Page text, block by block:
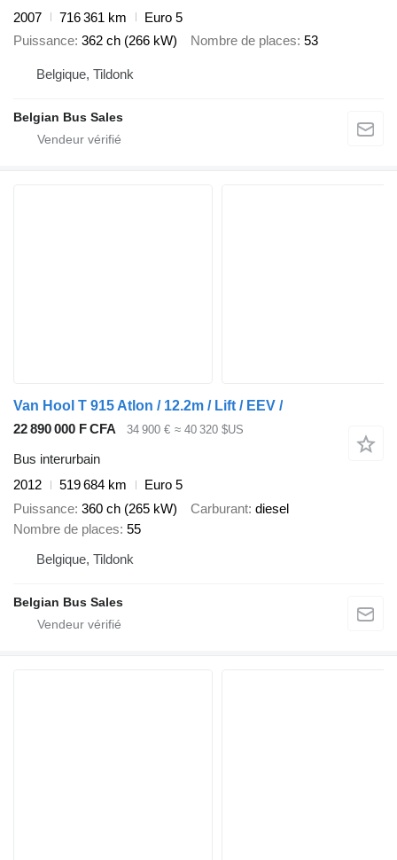
2007
716 361 km
Euro 5
Puissance 362 ch (266 kW) Nombre de places 53
Belgique, Tildonk
Belgian Bus Sales
Van Hool T 915 Atlon / 12.2m / Lift / EEV /
22 890 000 F CFA
34 900 € ≈ 40 320 $US
Bus interurbain
2012
519 684 km
Euro 5
Puissance 360 ch (265 kW) Carburant diesel
Nombre de places 55
Belgique, Tildonk
Belgian Bus Sales